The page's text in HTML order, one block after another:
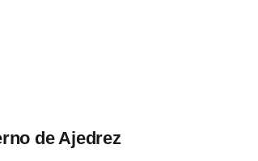
de Ajedrez